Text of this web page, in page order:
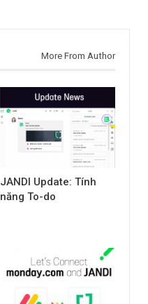
More From Author
JANDI Update: Tính
năng To-do